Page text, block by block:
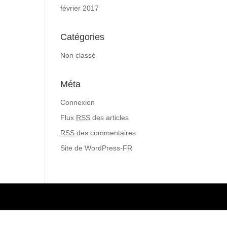
février 2017
Catégories
Non classé
Méta
Connexion
Flux RSS des articles
RSS des commentaires
Site de WordPress-FR